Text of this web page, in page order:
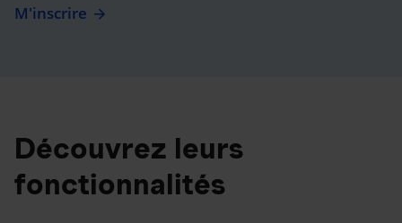
M'inscrire
Découvrez leurs
fonctionnalités